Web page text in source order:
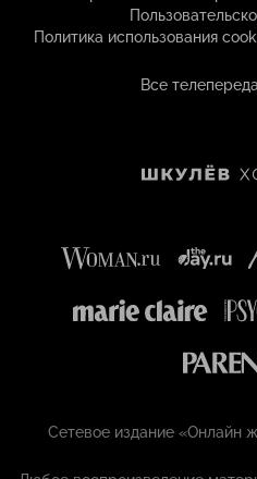
Политика использования
Все
Сетевое издание «Онлайн